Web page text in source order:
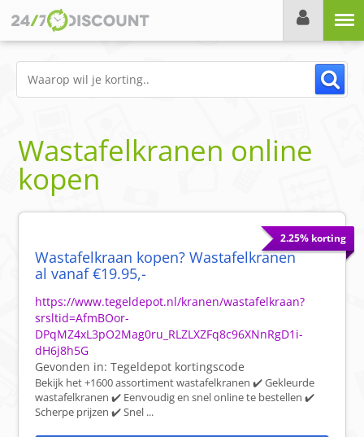
Wastafelkranen online
kopen
2.25% korting
Wastafelkraan kopen? Wastafelkranen
al vanaf €19.95,-
https://www.tegeldepot.nl/kranen/wastafelkraan?
srsltid=AfmBOor-
DPqMZ4xL3pO2Mag0ru_RLZLXZFq8c96XNnRgD1i-
dH6j8h5G
Gevonden in:Tegeldepot kortingscode
Bekijk het +1600 assortiment wastafelkranen ✔️ Gekleurde
wastafelkranen ✔️ Eenvoudig en snel online te bestellen ✔️
Scherpe prijzen ✔️ Snel ...